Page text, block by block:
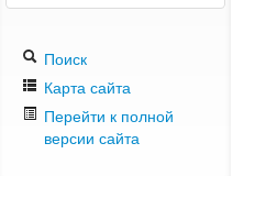
Поиск
Карта сайта
Перейти к полной
версии сайта